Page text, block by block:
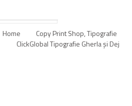
Home Copy Print Shop,Tipografie
ClickGlobal Tipografie Gherla și Dej